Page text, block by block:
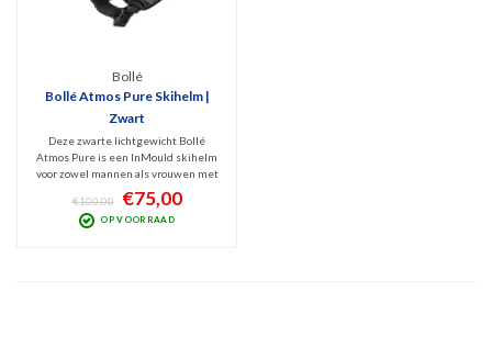
Bollé
Bollé Atmos Pure Skihelm |
Zwart
Deze zwarte lichtgewicht Bollé
Atmos Pure is een InMould skihelm
voor zowel mannen als vrouwen met
allround bescherming dankzij de
Avid Progressive EPS schuimvulling.
Voor dit segment een zeer
€100,00 €75,00
OP VOORRAAD